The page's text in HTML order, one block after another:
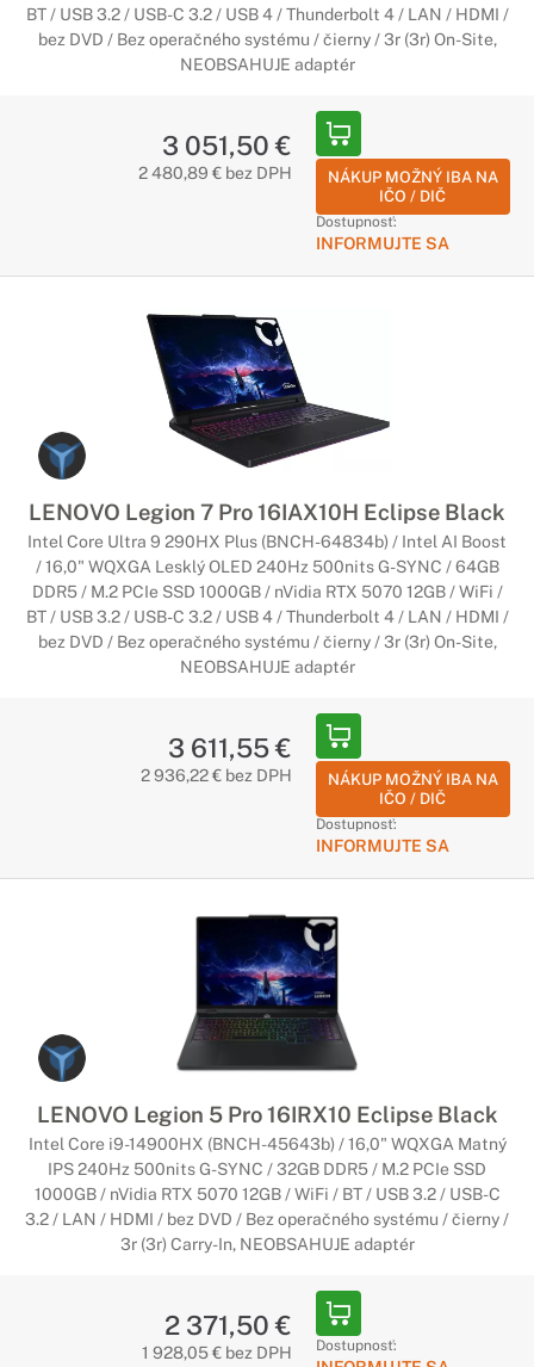
BT / USB 3.2 / USB-C 3.2 / USB 4 / Thunderbolt 4 / LAN / HDMI /
bez DVD / Bez operačného systému / čierny / 3r (3r) On-Site,
NEOBSAHUJE adaptér
3 051,50 €
2 480,89 € bez DPH
NÁKUP MOŽNÝ IBA NA
IČO / DIČ
Dostupnosť:
INFORMUJTE SA
LENOVO Legion 7 Pro 16IAX10H Eclipse Black
Intel Core Ultra 9 290HX Plus (BNCH-64834b) / Intel AI Boost
/ 16,0" WQXGA Lesklý OLED 240Hz 500nits G-SYNC / 64GB
DDR5 / M.2 PCIe SSD 1000GB / nVidia RTX 5070 12GB / WiFi /
BT / USB 3.2 / USB-C 3.2 / USB 4 / Thunderbolt 4 / LAN / HDMI /
bez DVD / Bez operačného systému / čierny / 3r (3r) On-Site,
NEOBSAHUJE adaptér
3 611,55 €
2 936,22 € bez DPH
NÁKUP MOŽNÝ IBA NA
IČO / DIČ
Dostupnosť:
INFORMUJTE SA
LENOVO Legion 5 Pro 16IRX10 Eclipse Black
Intel Core i9-14900HX (BNCH-45643b) / 16,0" WQXGA Matný
IPS 240Hz 500nits G-SYNC / 32GB DDR5 / M.2 PCIe SSD
1000GB / nVidia RTX 5070 12GB / WiFi / BT / USB 3.2 / USB-C
3.2 / LAN / HDMI / bez DVD / Bez operačného systému / čierny /
3r (3r) Carry-In, NEOBSAHUJE adaptér
2 371,50 €
1 928,05 € bez DPH Dostupnosť: